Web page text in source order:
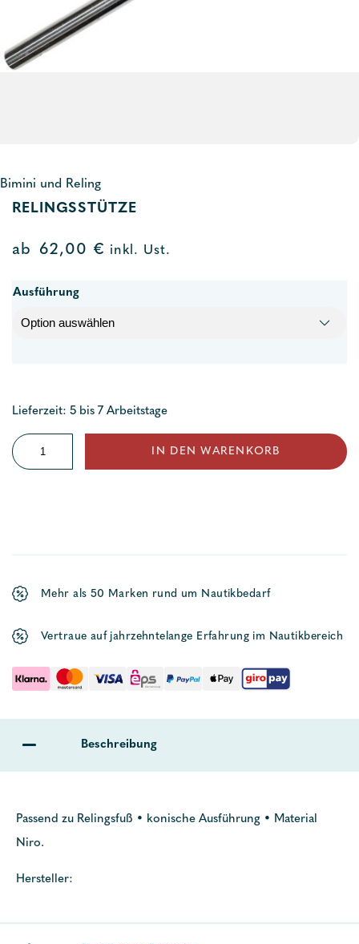
Bimini und Reling
RELINGSSTÜTZE
ab 62,00 € inkl. Ust.
Ausführung
Lieferzeit: 5 bis 7 Arbeitstage
Relingsstütze
Menge
IN DEN WARENKORB
Mehr als 50 Marken rund um Nautikbedarf
Vertraue auf jahrzehntelange Erfahrung im Nautikbereich
Beschreibung
Passend zu Relingsfuß • konische Ausführung • Material
Niro.
Hersteller: